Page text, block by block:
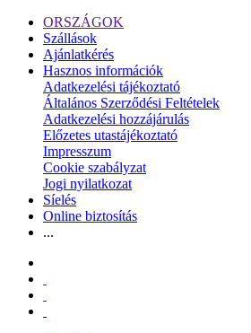
ORSZÁGOK
Szállások
Ajánlatkérés
Hasznos információk
Adatkezelési tájékoztató
Általános Szerződési Feltételek
Adatkezelési hozzájárulás
Előzetes utastájékoztató
Impresszum
Cookie szabályzat
Jogi nyilatkozat
Síelés
Online biztosítás
...